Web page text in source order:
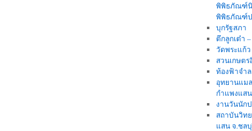
พิพิธภัณฑ์นิ
พิพิธภัณฑ์ป
บุกรัฐสภา
ตึกลูกเต๋า
วัดพระแก้ว
สวนเกษต
ท้องฟ้าจำล
อุทยานแม
กำแพงแส
งานวันนัก
สถาบันวิท
แสน จ.ชล